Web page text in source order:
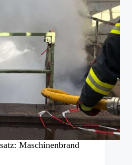
Maschinenbrand